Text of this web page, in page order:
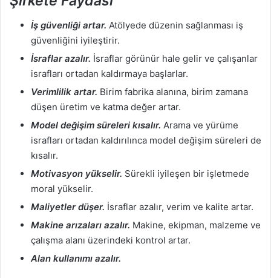
İş güvenliği artar. Atölyede düzenin sağlanması iş
güvenliğini iyileştirir.
İsraflar azalır. İsraflar görünür hale gelir ve çalışanlar
israfları ortadan kaldırmaya başlarlar.
Verimlilik artar. Birim fabrika alanına, birim zamana
düşen üretim ve katma değer artar.
Model değişim süreleri kısalır. Arama ve yürüme
israfları ortadan kaldırılınca model değişim süreleri de
kısalır.
Motivasyon yükselir. Sürekli iyileşen bir işletmede
moral yükselir.
Maliyetler düşer. İsraflar azalır, verim ve kalite artar.
Makine arızaları azalır. Makine, ekipman, malzeme ve
çalışma alanı üzerindeki kontrol artar.
Alan kullanımı azalır.